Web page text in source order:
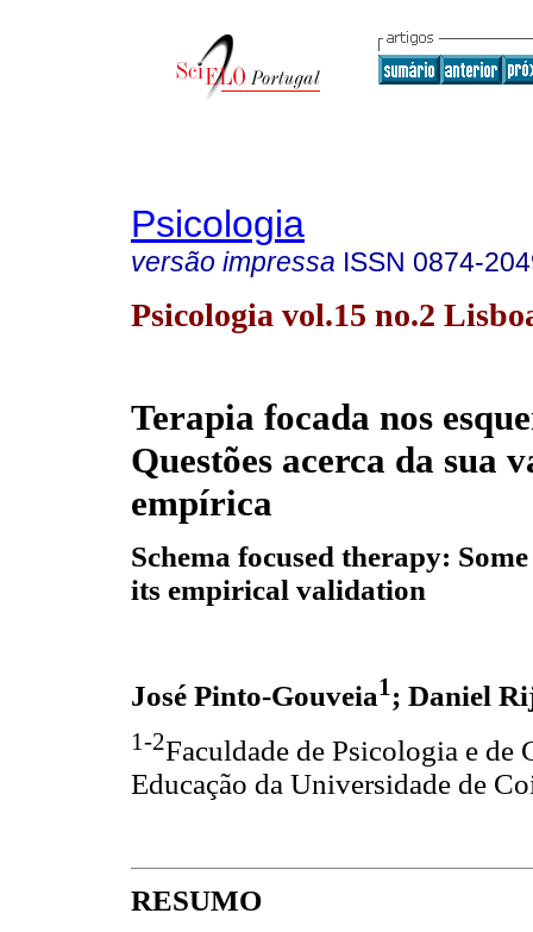
Psicologia
versão impressa ISSN 0874-
Psicologia vol.15 no.2
Terapia focada nos
Questões acerca da sua
empírica
Schema focused therapy:
its empirical validation
José Pinto-Gouveia1 ; Daniel
1-2Faculdade de Psicologia e de
Educação da Universidade de
RESUMO